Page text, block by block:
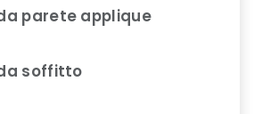
parete applique
soffitto